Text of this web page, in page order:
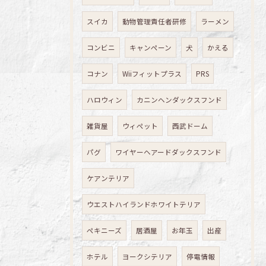
スイカ 動物管理責任者研修 ラーメン
コンビニ キャンペーン 犬 かえる
コナン Wiiフィットプラス PRS
ハロウィン カニンヘンダックスフンド
雑貨屋 ウィペット 西武ドーム
パグ ワイヤーヘアードダックスフンド
ケアンテリア
ウエストハイランドホワイトテリア
ペキニーズ 居酒屋 お年玉 出産
ホテル ヨークシテリア 停電情報